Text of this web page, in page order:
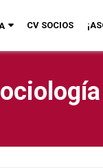
CV SOCIOS